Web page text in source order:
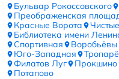
Бульвар Рокоссовского
Преображенская
Красные Ворота
Библиотека имени
Спортивная
Воробьёвы
Юго-Западная
Филатов Луг
Прокшино
Потапово